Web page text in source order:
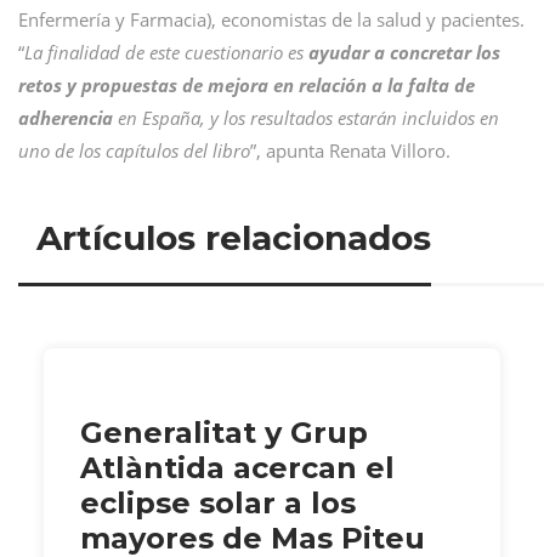
Enfermería y Farmacia), economistas de la salud y pacientes.
“La finalidad de este cuestionario es ayudar a concretar los
retos y propuestas de mejora en relación a la falta de
adherencia en España, y los resultados estarán incluidos en
uno de los capítulos del libro”, apunta Renata Villoro.
Artículos relacionados
Generalitat y Grup
Atlàntida acercan el
eclipse solar a los
mayores de Mas Piteu